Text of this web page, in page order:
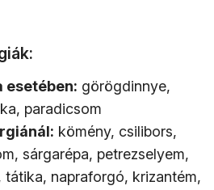
esetében: görögdinnye,
paradicsom
kömény, csilibors,
sárgarépa, petrezselyem,
tátika, napraforgó, krizantém,